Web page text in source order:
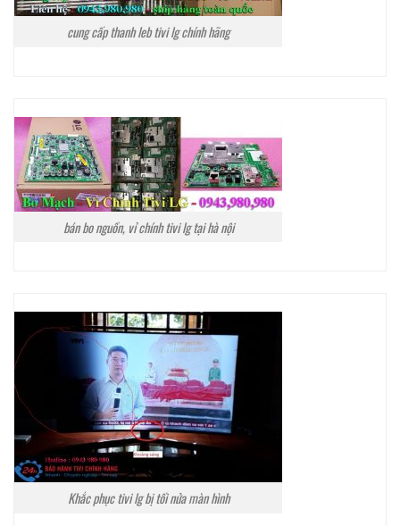
cung cấp thanh leb tivi lg chính hãng
bán bo nguồn, vỉ chính tivi lg tại hà nội
Khắc phục tivi lg bị tối nửa màn hình